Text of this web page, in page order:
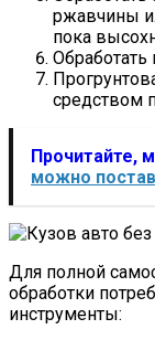
ржавчины
пока
Обработать
средством
Прочитайте,
можно
Для полной
обработки
инструменты: